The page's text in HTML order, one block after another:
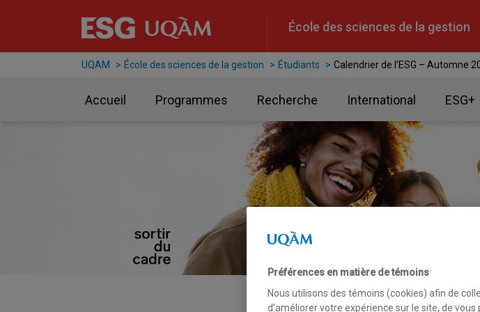
École des sciences de la gestion
UQAM École des sciences de la gestion Étudiants Calendrier de l’ESG – Automne
Accueil Programmes Recherche International ESG+
Préférences en matière de témoins
Nous utilisons des témoins (cookies) afin de
d’améliorer votre expérience sur le site, de